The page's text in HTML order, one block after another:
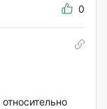
0
относительно